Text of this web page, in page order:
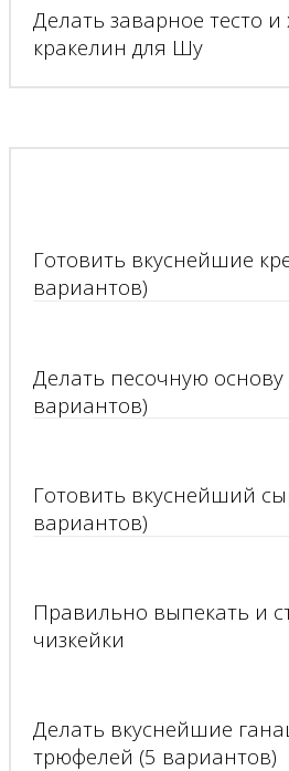
Делать заварное тесто
кракелин для Шу
Готовить вкуснейшие
вариантов)
Делать песочную основу
вариантов)
Готовить вкуснейший
вариантов)
Правильно выпекать и
чизкейки
Делать вкуснейшие
трюфелей (5 вариантов)